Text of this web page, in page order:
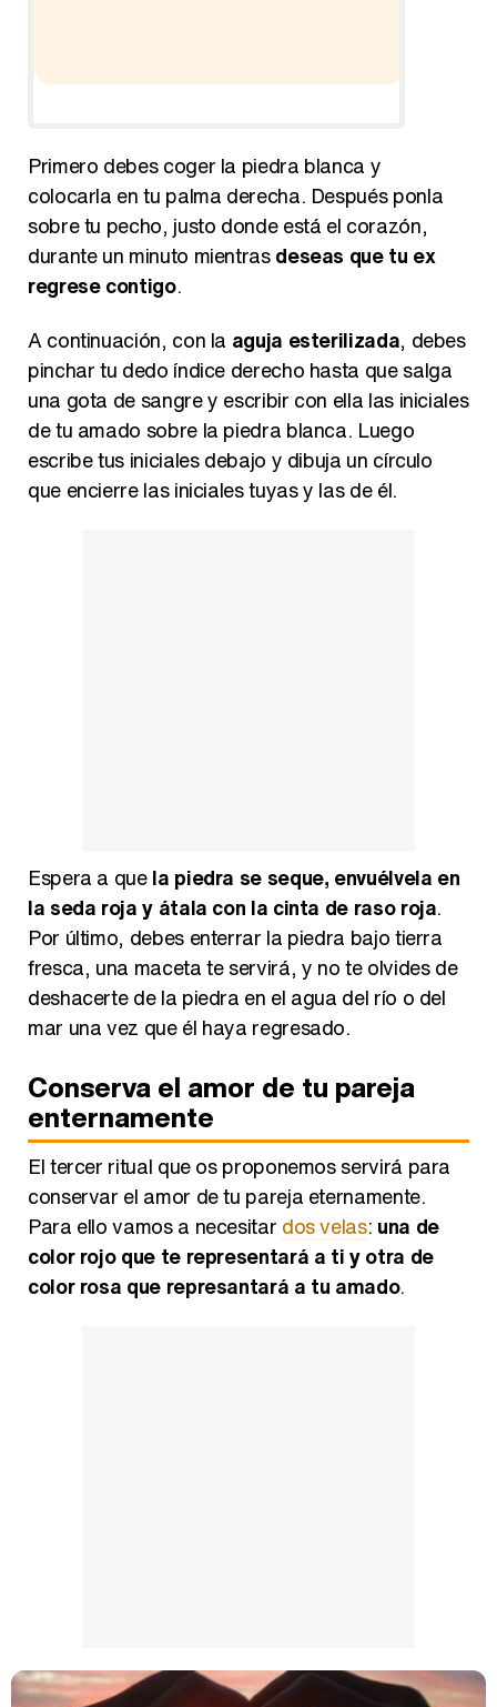
Primero debes coger la piedra blanca y
colocarla en tu palma derecha. Después ponla
sobre tu pecho, justo donde está el corazón,
durante un minuto mientrasdeseas que tu ex
regrese contigo.
A continuación, con la aguja esterilizada, debes
pinchar tu dedo índice derecho hasta que salga
una gota de sangre y escribir con ella las iniciales
de tu amado sobre la piedra blanca. Luego
escribe tus iniciales debajo y dibuja un círculo
que encierre las iniciales tuyas y las de él.
Espera a quela piedra se seque, envuélvela en
la seda roja y átala con la cinta de raso roja.
Por último, debes enterrar la piedra bajo tierra
fresca, una maceta te servirá, y no te olvides de
deshacerte de la piedra en el agua del río o del
mar una vez que él haya regresado.
Conserva el amor de tu pareja
enternamente
El tercer ritual que os proponemos servirá para
conservar el amor de tu pareja eternamente.
Para ello vamos a necesitar dos velas: una de
color rojo que te representará a ti y otra de
color rosa que represantará a tu amado.